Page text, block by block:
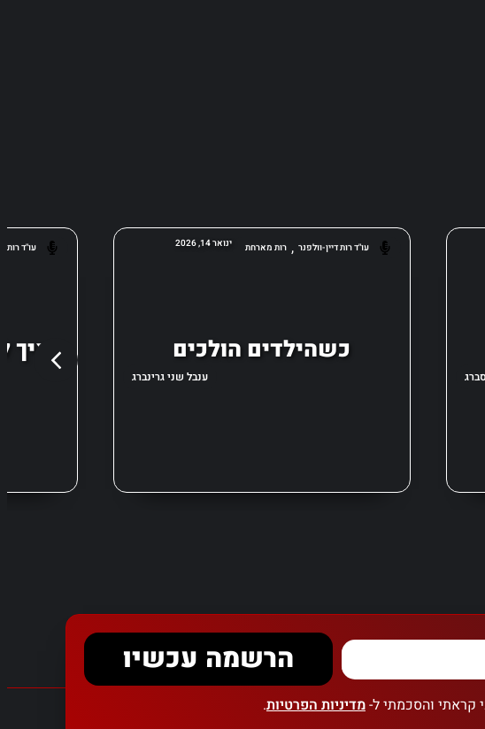
עו"ד רות
איך
עו"ד רות דיין-וולפנר , רות מארחת ינואר 14, 2026
כשהילדים הולכים
ענבל שני גרינברג
קראתי והסכמתי ל-מדיניות הפרטיות.
הרשמה עכשיו